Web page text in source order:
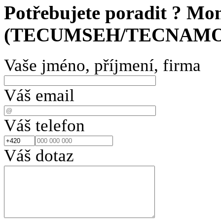
Potřebujete poradit ?
(TECUMSEH/
Vaše jméno, příjmení, firma
Váš email
Váš telefon
Váš dotaz